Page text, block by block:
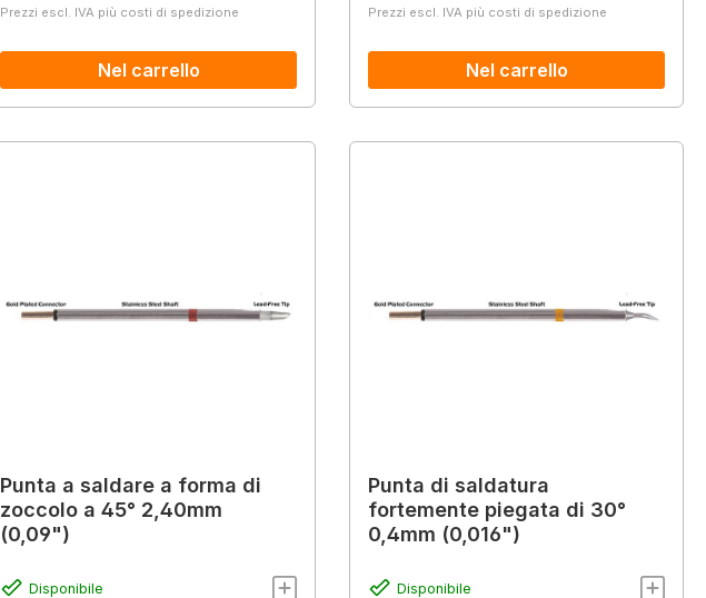
Prezzi escl. IVA più costi di spedizione
Nel carrello
Prezzi escl. IVA più costi di spedizione
Nel carrello
Punta a saldare a forma di
zoccolo a 45° 2,40mm
(0,09")
Disponibile
Punta di saldatura
fortemente piegata di 30°
0,4mm (0,016")
Disponibile